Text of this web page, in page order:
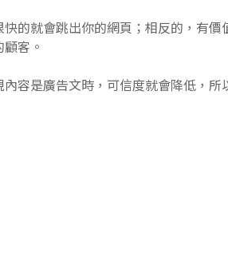
的就會跳出你的網頁；相反的，有價
客。
容是廣告文時，可信度就會降低，所